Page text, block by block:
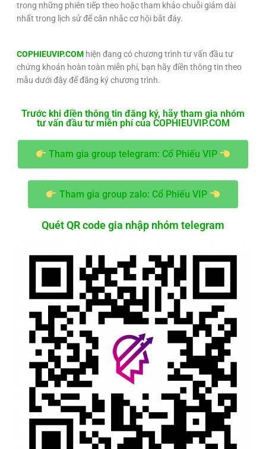
trong những phiên tiếp theo hoặc tham khảo chuỗi giảm dài
nhất trong lịch sử để cân nhắc cơ hội bắt đáy.
COPHIEUVIP.COM hiện đang có chương trình tư vấn đầu tư
chứng khoán hoàn toàn miễn phí, bạn hãy điền thông tin theo
mẫu dưới đây để đăng ký chương trình.
Trước khi điền thông tin đăng ký, hãy tham gia nhóm
tư vấn đầu tư miễn phí của COPHIEUVIP.COM
Tham gia group telegram: Cổ Phiếu VIP
Tham gia group zalo: Cổ Phiếu VIP
Quét QR code gia nhập nhóm telegram